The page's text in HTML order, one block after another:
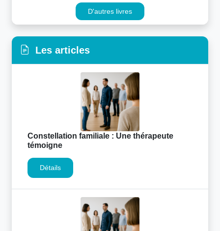
D'autres livres
Les articles
Constellation familiale : Une thérapeute
témoigne
Détails